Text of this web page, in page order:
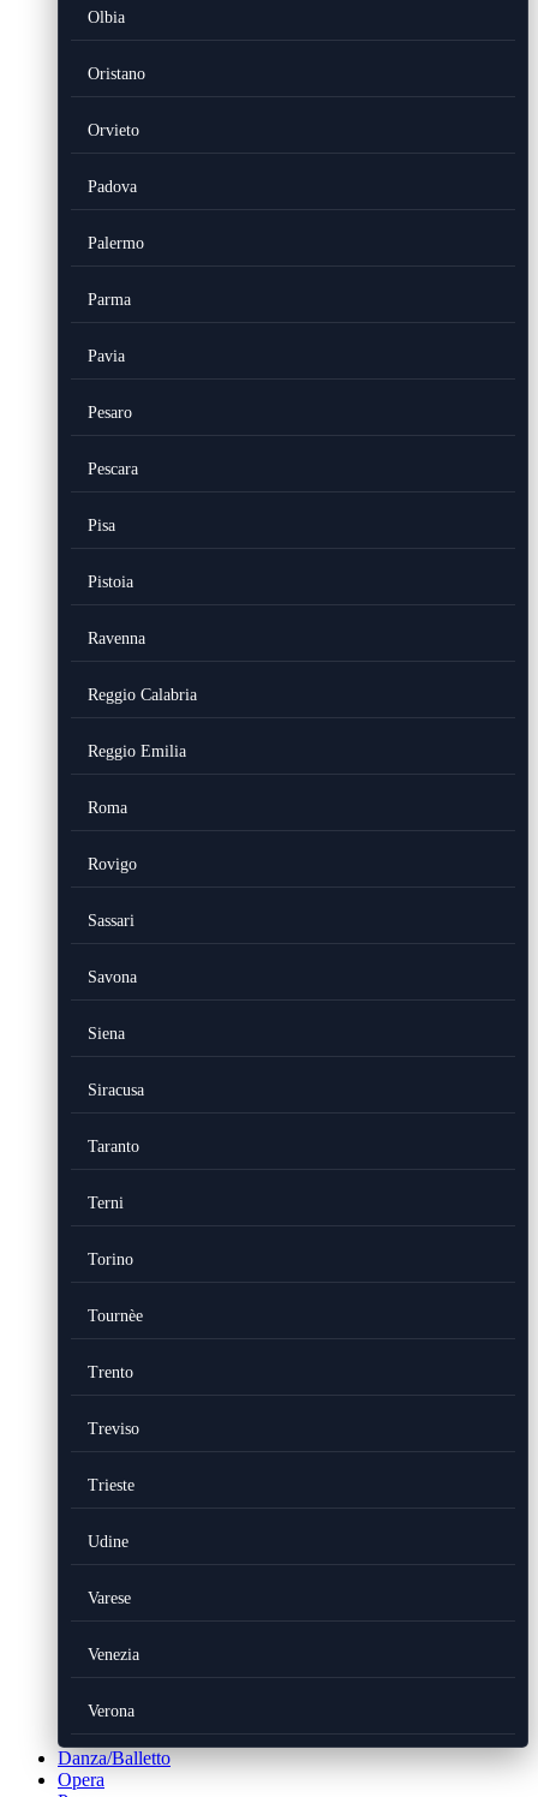
Olbia
Oristano
Orvieto
Padova
Palermo
Parma
Pavia
Pesaro
Pescara
Pisa
Pistoia
Ravenna
Reggio Calabria
Reggio Emilia
Roma
Rovigo
Sassari
Savona
Siena
Siracusa
Taranto
Terni
Torino
Tournèe
Trento
Treviso
Trieste
Udine
Varese
Venezia
Verona
Danza/Balletto
Opera